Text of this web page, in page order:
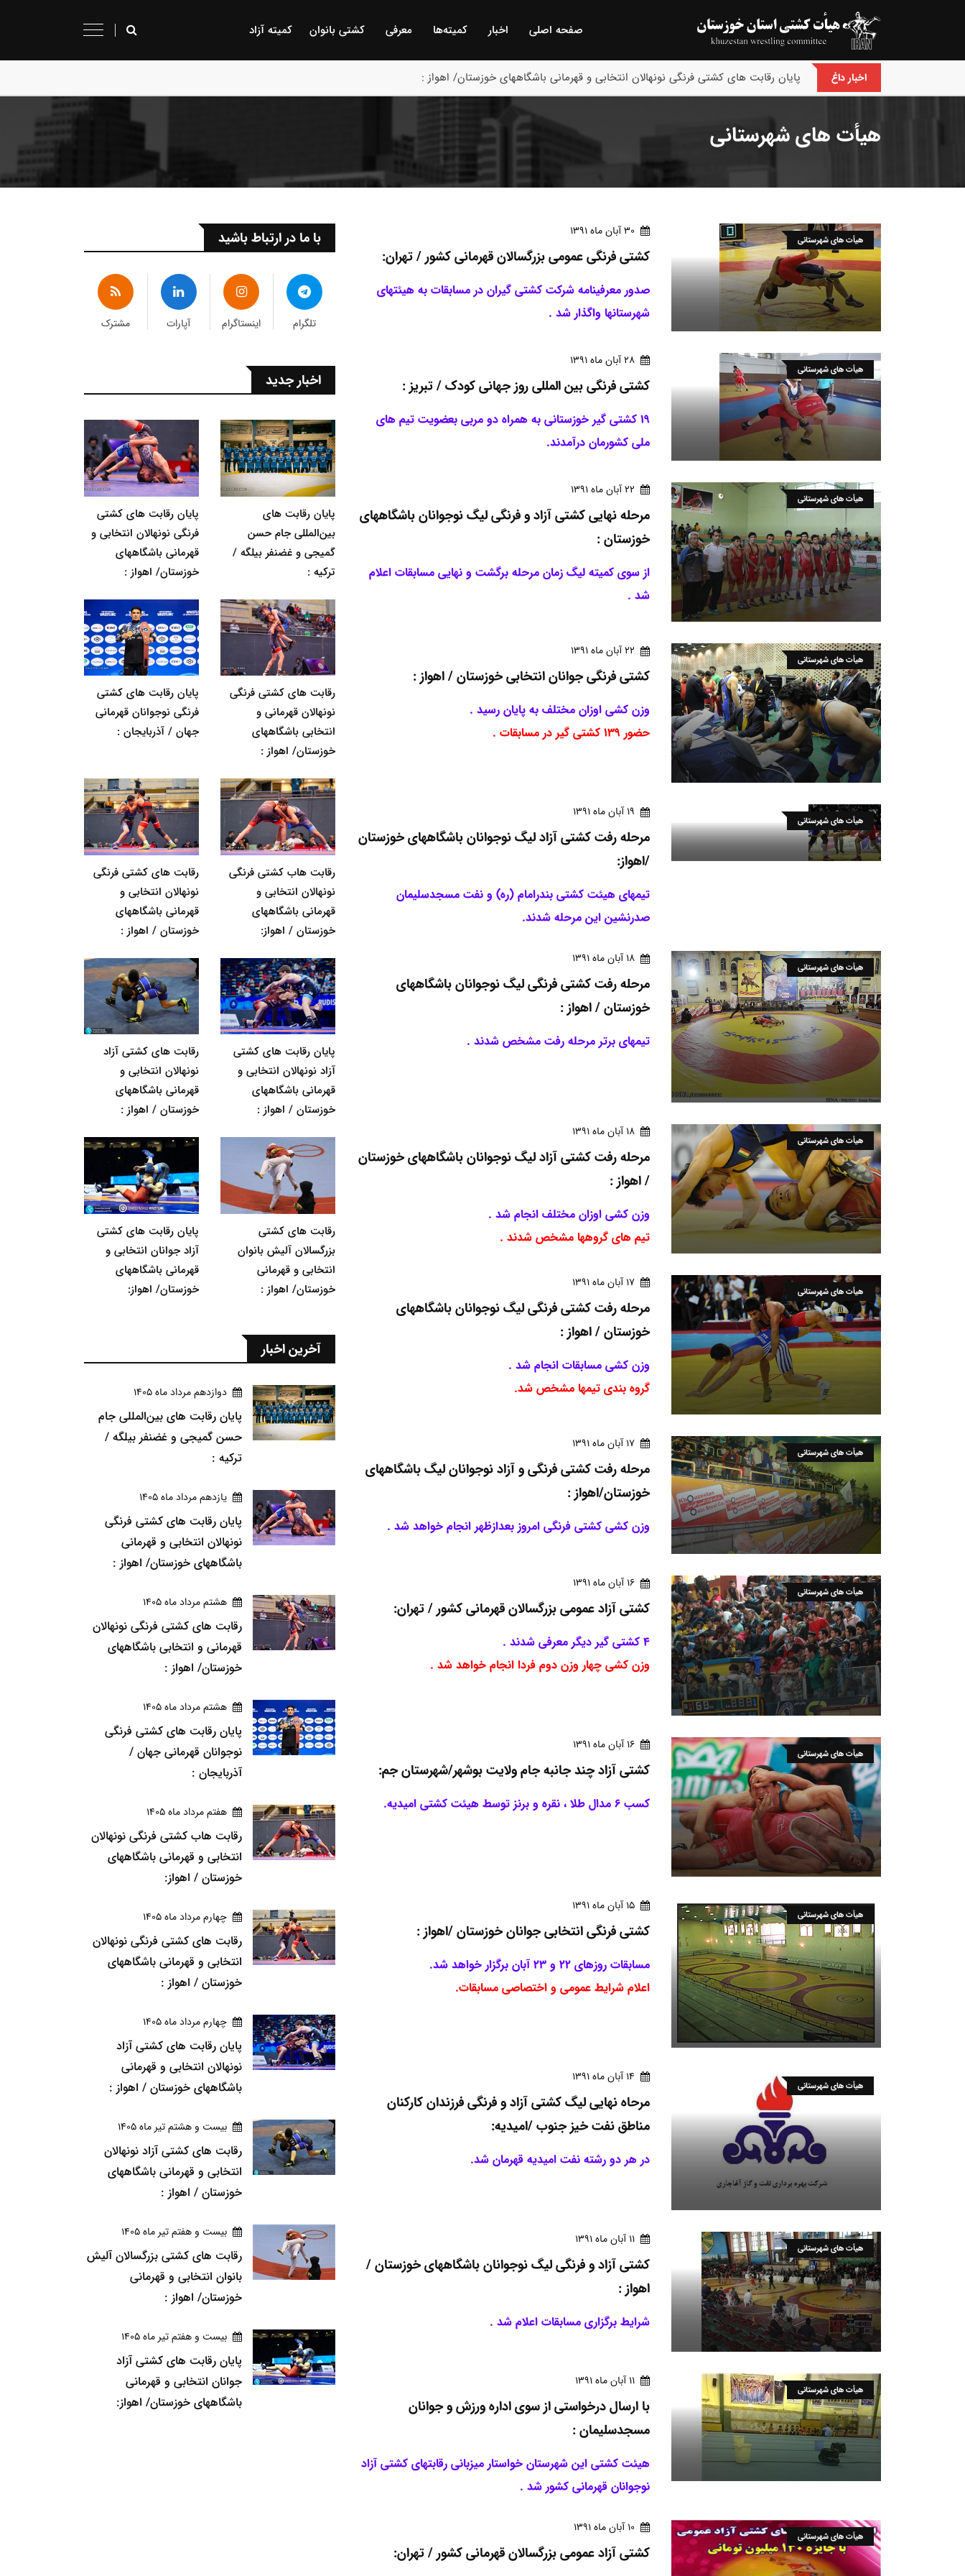
صفحه اصلی اخبار كمیته‌ها معرفی كشتی بانوان کمیته آزاد
اخبار داغ پایان رقابت های کشتی فرنگی نونهالان انتخابی و قهرمانی باشگاههای خوزستان/ اهواز :
هیأت های شهرستانی
هیأت های شهرستانی
30 آبان ماه 1391
کشتی فرنگی عمومی بزرگسالان قهرمانی کشور / تهران:
صدور معرفینامه شرکت کشتی گیران در مسابقات به هیئتهای
شهرستانها واگذار شد .
هیأت های شهرستانی
28 آبان ماه 1391
کشتی فرنگی بین المللی روز جهانی کودک / تبریز :
19 کشتی گیر خوزستانی به همراه دو مربی بعضویت تیم های
ملی کشورمان درآمدند.
هیأت های شهرستانی
22 آبان ماه 1391
مرحله نهایی کشتی آزاد و فرنگی لیگ نوجوانان باشگاههای
خوزستان :
از سوی کمیته لیگ زمان مرحله برگشت و نهایی مسابقات اعلام
شد .
هیأت های شهرستانی
22 آبان ماه 1391
کشتی فرنگی جوانان انتخابی خوزستان / اهواز :
وزن کشی اوزان مختلف به پایان رسید .
حضور 139 کشتی گیر در مسابقات .
هیأت های شهرستانی
19 آبان ماه 1391
مرحله رفت کشتی آزاد لیگ نوجوانان باشگاههای خوزستان
/اهواز:
تیمهای هیئت کشتی بندرامام (ره) و نفت مسجدسلیمان
صدرنشین این مرحله شدند.
هیأت های شهرستانی
18 آبان ماه 1391
مرحله رفت کشتی فرنگی لیگ نوجوانان باشگاههای
خوزستان / اهواز :
تیمهای برتر مرحله رفت مشخص شدند .
هیأت های شهرستانی
18 آبان ماه 1391
مرحله رفت کشتی آزاد لیگ نوجوانان باشگاههای خوزستان
/ اهواز :
وزن کشی اوزان مختلف انجام شد .
تیم های گروهها مشخص شدند .
هیأت های شهرستانی
17 آبان ماه 1391
مرحله رفت کشتی فرنگی لیگ نوجوانان باشگاههای
خوزستان / اهواز :
وزن کشی مسابقات انجام شد .
گروه بندی تیمها مشخص شد.
هیأت های شهرستانی
17 آبان ماه 1391
مرحله رفت کشتی فرنگی و آزاد نوجوانان لیگ باشگاههای
خوزستان/اهواز :
وزن کشی کشتی فرنگی امروز بعدازظهر انجام خواهد شد .
هیأت های شهرستانی
16 آبان ماه 1391
کشتی آزاد عمومی بزرگسالان قهرمانی کشور / تهران:
4 کشتی گیر دیگر معرفی شدند .
وزن کشی چهار وزن دوم فردا انجام خواهد شد .
هیأت های شهرستانی
16 آبان ماه 1391
کشتی آزاد چند جانبه جام ولایت بوشهر/شهرستان جم:
کسب 6 مدال طلا ، نقره و برنز توسط هیئت کشتی امیدیه.
هیأت های شهرستانی
15 آبان ماه 1391
کشتی فرنگی انتخابی جوانان خوزستان /اهواز :
مسابقات روزهای 22 و 23 آبان برگزار خواهد شد.
اعلام شرایط عمومی و اختصاصی مسابقات.
هیأت های شهرستانی
14 آبان ماه 1391
مرحاه نهایی لیگ کشتی آزاد و فرنگی فرزندان کارکنان
مناطق نفت خیز جنوب /امیدیه:
در هر دو رشته نفت امیدیه قهرمان شد.
هیأت های شهرستانی
11 آبان ماه 1391
کشتی آزاد و فرنگی لیگ نوجوانان باشگاههای خوزستان /
اهواز :
شرایط برگزاری مسابقات اعلام شد .
هیأت های شهرستانی
11 آبان ماه 1391
با ارسال درخواستی از سوی اداره ورزش و جوانان
مسجدسلیمان :
هیئت کشتی این شهرستان خواستار میزبانی رقابتهای کشتی آزاد
نوجوانان قهرمانی کشور شد .
هیأت های شهرستانی
10 آبان ماه 1391
کشتی آزاد عمومی بزرگسالان قهرمانی کشور / تهران:
با ما در ارتباط باشید
تلگرام اینستاگرام آپارات مشترک
اخبار جدید
پایان رقابت های
بین‌المللی جام حسن
گمیجی و غضنفر بیلگه /
ترکیه :
پایان رقابت های کشتی
فرنگی نونهالان انتخابی و
قهرمانی باشگاههای
خوزستان/ اهواز :
رقابت های کشتی فرنگی
نونهالان قهرمانی و
انتخابی باشگاههای
خوزستان/ اهواز :
پایان رقابت های کشتی
فرنگی نوجوانان قهرمانی
جهان / آذربایجان :
رقابت هاب کشتی فرنگی
نونهالان انتخابی و
قهرمانی باشگاههای
خوزستان / اهواز:
رقابت های کشتی فرنگی
نونهالان انتخابی و
قهرمانی باشگاههای
خوزستان / اهواز :
پایان رقابت های کشتی
آزاد نونهالان انتخابی و
قهرمانی باشگاههای
خوزستان / اهواز :
رقابت های کشتی آزاد
نونهالان انتخابی و
قهرمانی باشگاههای
خوزستان / اهواز :
رقابت های کشتی
بزرگسالان آلیش بانوان
انتخابی و قهرمانی
خوزستان/ اهواز :
پایان رقابت های کشتی
آزاد جوانان انتخابی و
قهرمانی باشگاههای
خوزستان/ اهواز:
آخرین اخبار
دوازدهم مرداد ماه 1405
پایان رقابت های بین‌المللی جام
حسن گمیجی و غضنفر بیلگه /
ترکیه :
يازدهم مرداد ماه 1405
پایان رقابت های کشتی فرنگی
نونهالان انتخابی و قهرمانی
باشگاههای خوزستان/ اهواز :
هشتم مرداد ماه 1405
رقابت های کشتی فرنگی نونهالان
قهرمانی و انتخابی باشگاههای
خوزستان/ اهواز :
هشتم مرداد ماه 1405
پایان رقابت های کشتی فرنگی
نوجوانان قهرمانی جهان /
آذربایجان :
هفتم مرداد ماه 1405
رقابت هاب کشتی فرنگی نونهالان
انتخابی و قهرمانی باشگاههای
خوزستان / اهواز:
چهارم مرداد ماه 1405
رقابت های کشتی فرنگی نونهالان
انتخابی و قهرمانی باشگاههای
خوزستان / اهواز :
چهارم مرداد ماه 1405
پایان رقابت های کشتی آزاد
نونهالان انتخابی و قهرمانی
باشگاههای خوزستان / اهواز :
بيست و هشتم تير ماه 1405
رقابت های کشتی آزاد نونهالان
انتخابی و قهرمانی باشگاههای
خوزستان / اهواز :
بيست و هفتم تير ماه 1405
رقابت های کشتی بزرگسالان آلیش
بانوان انتخابی و قهرمانی
خوزستان/ اهواز :
بيست و هفتم تير ماه 1405
پایان رقابت های کشتی آزاد
جوانان انتخابی و قهرمانی
باشگاههای خوزستان/ اهواز: